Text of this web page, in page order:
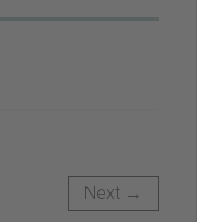
Next →